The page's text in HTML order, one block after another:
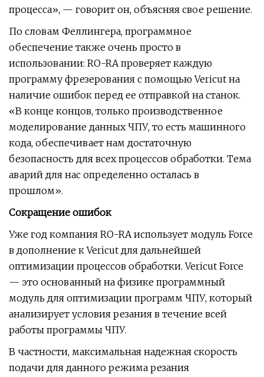
процесса», — говорит он, объясняя свое решение.
По словам Феллингера, программное
обеспечение также очень просто в
использовании: RO-RA проверяет каждую
программу фрезерования с помощью Vericut на
наличие ошибок перед ее отправкой на станок.
«В конце концов, только производственное
моделирование данных ЧПУ, то есть машинного
кода, обеспечивает нам достаточную
безопасность для всех процессов обработки. Тема
аварий для нас определенно осталась в
прошлом».
Сокращение ошибок
Уже год компания RO-RA использует модуль Force
в дополнение к Vericut для дальнейшей
оптимизации процессов обработки. Vericut Force
— это основанный на физике программный
модуль для оптимизации программ ЧПУ, который
анализирует условия резания в течение всей
работы программы ЧПУ.
В частности, максимальная надежная скорость
подачи для данного режима резания